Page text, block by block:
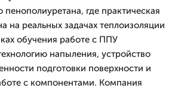
где практическая
на реальных задачах теплоизоляции
обучения работе с ППУ
напыления, устройство
подготовки поверхности и
с компонентами. Компания